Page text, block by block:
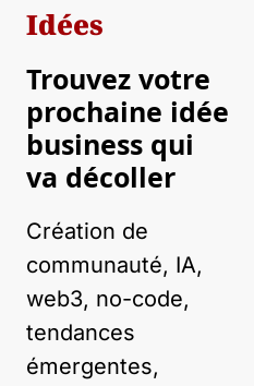
Idées
Trouvez votre
prochaine idée
business qui
va décoller
Création de
communauté, IA,
web3, no-code,
tendances
émergentes,